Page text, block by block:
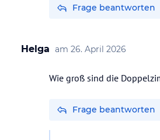
Frage beantworten
Helga am 26. April 2026
Wie groß sind die
Frage beantworten